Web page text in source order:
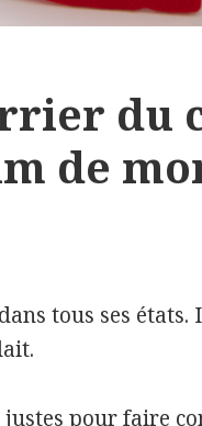
du
de
tous ses états.
justes pour faire